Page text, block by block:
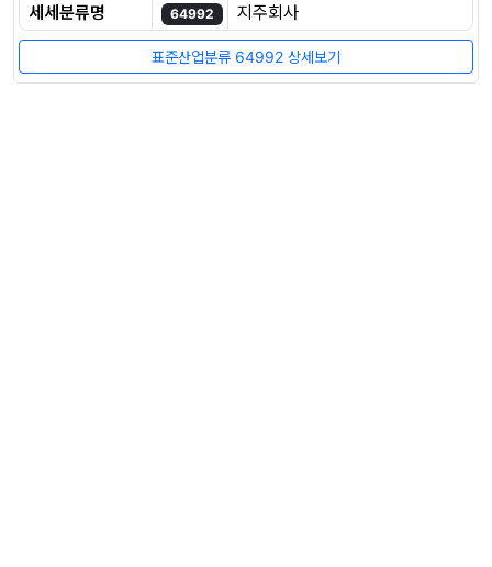
세세분류명
64992 지주회사
표준산업분류 64992 상세보기